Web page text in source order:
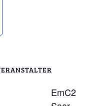
EmC2